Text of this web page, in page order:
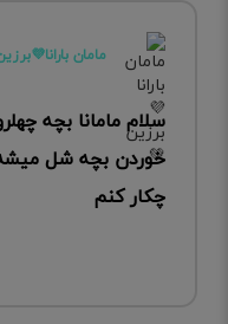
مامان
سلام مامانا بچه
خوردن بچه شل
چکار کنم